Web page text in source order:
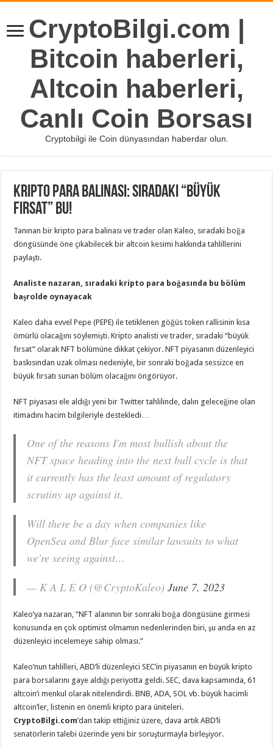
CryptoBilgi.com |
Bitcoin haberleri,
Altcoin haberleri,
Canlı Coin Borsası
Cryptobilgi ile Coin dünyasından haberdar olun.
Kripto Para Balinası: Sıradaki “Büyük
Fırsat” Bu!
Tanınan bir kripto para balinası ve trader olan Kaleo, sıradaki boğa
döngüsünde öne çıkabilecek bir altcoin kesimi hakkında tahlillerini
paylaştı.
Analiste nazaran, sıradaki kripto para boğasında bu bölüm
başrolde oynayacak
Kaleo daha evvel Pepe (PEPE) ile tetiklenen göğüs token rallisinin kısa
ömürlü olacağını söylemişti. Kripto analisti ve trader, sıradaki “büyük
fırsat” olarak NFT bölümüne dikkat çekiyor. NFT piyasanın düzenleyici
baskısından uzak olması nedeniyle, bir sonraki boğada sessizce en
büyük fırsatı sunan bölüm olacağını öngörüyor.
NFT piyasası ele aldığı yeni bir Twitter tahlilinde, dalın geleceğine olan
itimadını hacim bilgileriyle destekledi…
One of the reasons I'm most bullish about the
NFT space heading into the next bull cycle is that
it currently has the least amount of regulatory
scrutiny up against it.
Will there be a day when companies like
OpenSea and Blur face similar lawsuits to what
we're seeing against…
— K A L E O (@CryptoKaleo)June 7, 2023
Kaleo’ya nazaran, “NFT alanının bir sonraki boğa döngüsüne girmesi
konusunda en çok optimist olmamın nedenlerinden biri, şu anda en az
düzenleyici incelemeye sahip olması.”
Kaleo’nun tahlilleri, ABD’li düzenleyici SEC’in piyasanın en büyük kripto
para borsalarını gaye aldığı periyotta geldi. SEC, dava kapsamında, 61
altcoin’i menkul olarak nitelendirdi. BNB, ADA, SOL vb. büyük hacimli
altcoin’ler, listenin en önemli kripto para üniteleri.
CryptoBilgi.com’dan takip ettiğiniz üzere, dava artık ABD’li
senatörlerin talebi üzerinde yeni bir soruşturmayla birleşiyor.